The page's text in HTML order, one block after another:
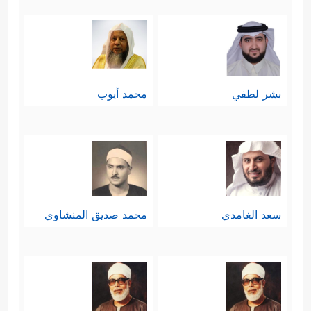
ذَ ٰ⁠لِكُم بِأَنَّهُۥۤ إِذَا دُعِیَ ٱللَّهُ وَحۡدَهُۥ كَفَرۡتُمۡ وَإِن یُشۡرَكۡ بِهِۦ
تُؤۡمِنُواْۚ فَٱلۡحُكۡمُ لِلَّهِ ٱلۡعَلِیِّ ٱلۡكَبِیرِ﴾.
ثالثًا: بيان حال الذين آمنوا واستجابوا لهذا
ومع هذا الخلق الواسع الذي أبدعه الله
سبحانه
﴿ٱلَّذِینَ یَحۡمِلُونَ ٱلۡعَرۡشَ وَمَنۡ حَوۡلَهُۥ
ءَامَنُواْۖ رَبَّنَا وَسِعۡتَ كُلَّ شَیۡءࣲ رَّحۡمَةࣰ وَعِلۡمࣰا فَٱغۡفِرۡ لِلَّذِینَ
تَابُواْ وَٱتَّبَعُواْ سَبِیلَكَ وَقِهِمۡ عَذَابَ ٱلۡجَحِیمِ
بشر لطفي محمد أيوب
سعد الغامدي محمد صديق المنشاوي